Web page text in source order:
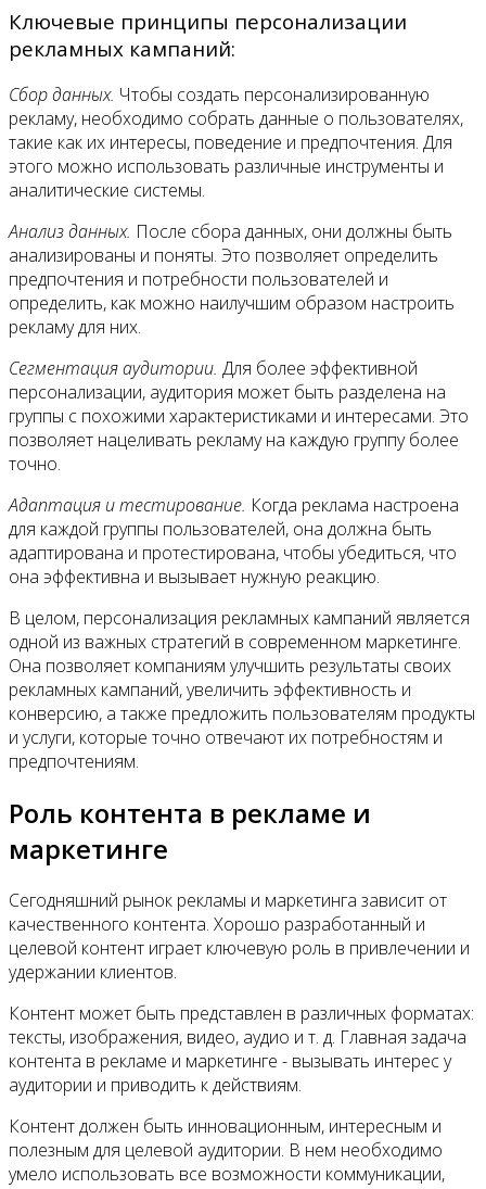
Ключевые принципы персонализации
рекламных кампаний:
Сбор данных. Чтобы создать персонализированную
рекламу, необходимо собрать данные о пользователях,
такие как их интересы, поведение и предпочтения. Для
этого можно использовать различные инструменты и
аналитические системы.
Анализ данных. После сбора данных, они должны быть
анализированы и поняты. Это позволяет определить
предпочтения и потребности пользователей и
определить, как можно наилучшим образом настроить
рекламу для них.
Сегментация аудитории. Для более эффективной
персонализации, аудитория может быть разделена на
группы с похожими характеристиками и интересами. Это
позволяет нацеливать рекламу на каждую группу более
точно.
Адаптация и тестирование. Когда реклама настроена
для каждой группы пользователей, она должна быть
адаптирована и протестирована, чтобы убедиться, что
она эффективна и вызывает нужную реакцию.
В целом, персонализация рекламных кампаний является
одной из важных стратегий в современном маркетинге.
Она позволяет компаниям улучшить результаты своих
рекламных кампаний, увеличить эффективность и
конверсию, а также предложить пользователям продукты
и услуги, которые точно отвечают их потребностям и
предпочтениям.
Роль контента в рекламе и
маркетинге
Сегодняшний рынок рекламы и маркетинга зависит от
качественного контента. Хорошо разработанный и
целевой контент играет ключевую роль в привлечении и
удержании клиентов.
Контент может быть представлен в различных форматах:
тексты, изображения, видео, аудио и т. д. Главная задача
контента в рекламе и маркетинге - вызывать интерес у
аудитории и приводить к действиям.
Контент должен быть инновационным, интересным и
полезным для целевой аудитории. В нем необходимо
умело использовать все возможности коммуникации,